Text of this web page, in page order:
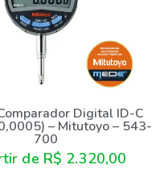
Digital ID-C
– Mitutoyo – 543-
700
de R$ 2.320,00